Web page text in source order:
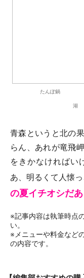
たんぽ鍋 十
青森というと北の
らん、あれが竜飛
をきかなければい
あ、明るくて人懐
の夏イチオシだあ
※記事内容は執筆時点
い。
※メニューや料金など
の内容です。